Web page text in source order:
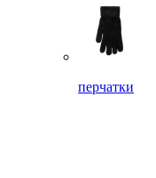
перчатки